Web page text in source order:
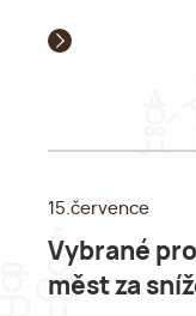
15.července
Vybrané
měst za